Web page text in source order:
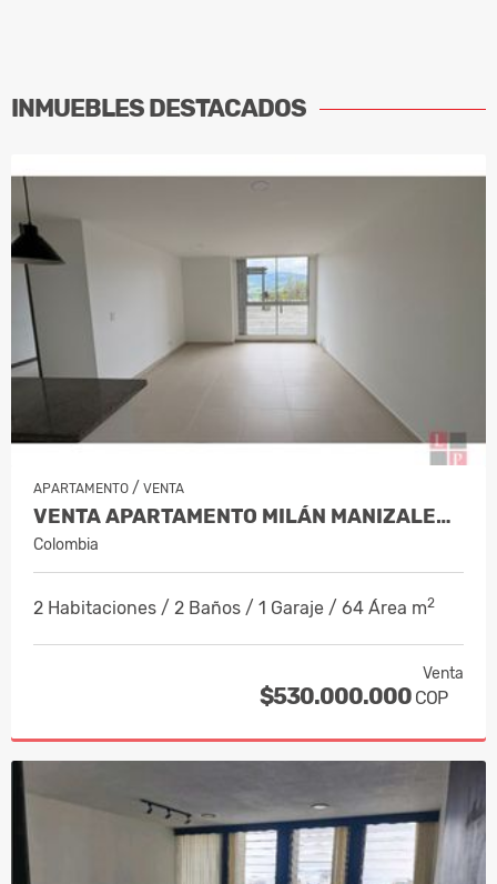
INMUEBLESDESTACADOS
APARTAMENTO / VENTA
VENTA APARTAMENTO MILÁN MANIZALES,…
Colombia
2 Habitaciones / 2 Baños / 1 Garaje / 64 Área m2
Venta
$530.000.000 COP